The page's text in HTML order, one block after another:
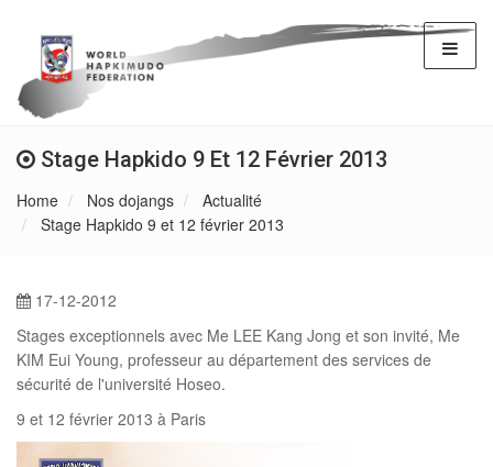
Stage Hapkido 9 Et 12 Février 2013
Home Nos dojangs
Actualité
Stage Hapkido 9 et 12 février 2013
17-12-2012
Stages exceptionnels avec Me LEE Kang Jong et son invité, Me
KIM Eui Young, professeur au département des services de
sécurité de l'université Hoseo.
9 et 12 février 2013 à Paris